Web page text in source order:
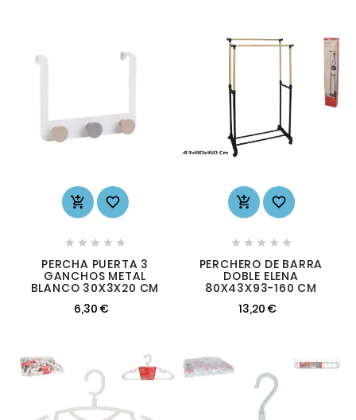
 
    
PERCHA PUERTA 3
GANCHOS METAL
BLANCO 30X3X20 CM
6,30 €
 
    
PERCHERO DE BARRA
DOBLE ELENA
80X43X93-160 CM
13,20 €